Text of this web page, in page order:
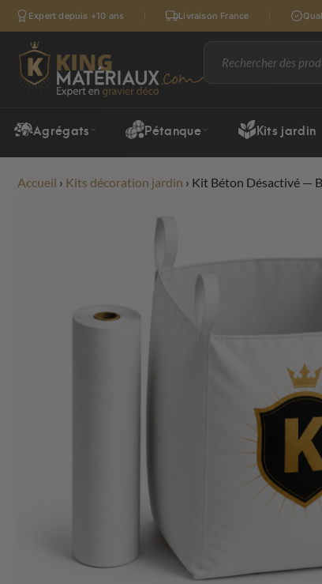
Expert depuis +10 ans Livraison France
Agrégats Pétanque Kits jardin
Accueil › Kits décoration jardin › Kit Béton Désactivé —